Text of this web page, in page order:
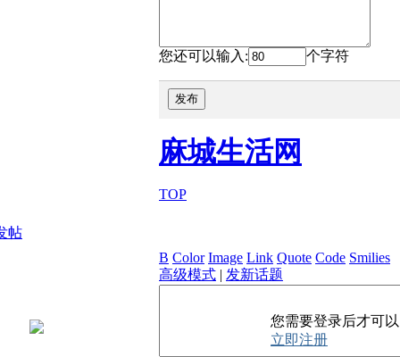
您还可以输入: 个字符
发布
麻城生活网
TOP
帖
B Color Image Link Quote Code Smilies
高级模式 | 发新话题
您需要登录后才可
立即注册